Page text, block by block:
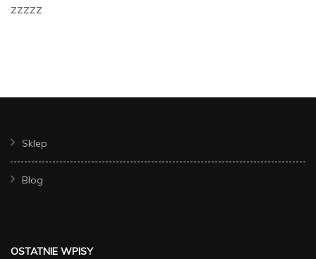
zzzzz
Sklep
Blog
OSTATNIE WPISY